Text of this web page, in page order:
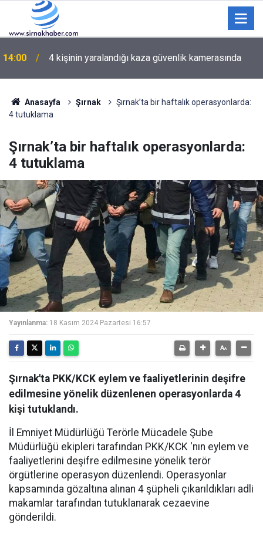
14:00 4 kişinin yaralandığı kaza güvenlik kamerasında
13:14
Basına İşbaşı Eğitim Protokolü Toplantısı
Anasayfa Şırnak
Şırnak’ta bir haftalık operasyonlarda:
4 tutuklama
Şırnak’ta bir haftalık operasyonlarda:
4 tutuklama
Yayınlanma: 18 Kasım 2024 Pazartesi 16:57
Şırnak'ta PKK/KCK eylem ve faaliyetlerinin deşifre
edilmesine yönelik düzenlenen operasyonlarda 4
kişi tutuklandı.
İl Emniyet Müdürlüğü Terörle Mücadele Şube
Müdürlüğü ekipleri tarafından PKK/KCK 'nın eylem ve
faaliyetlerini deşifre edilmesine yönelik terör
örgütlerine operasyon düzenlendi. Operasyonlar
kapsamında gözaltına alınan 4 şüpheli çıkarıldıkları adli
makamlar tarafından tutuklanarak cezaevine
gönderildi.